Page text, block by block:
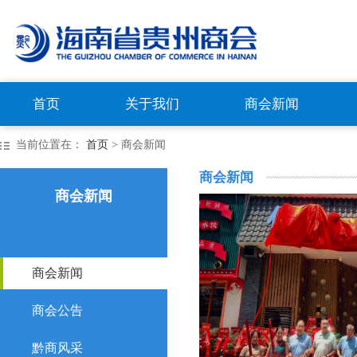
首页 关于我们 商会新闻
当前位置在： 首页 > 商会新闻
商会新闻
商会新闻
商会公告
黔商风采
商会新闻